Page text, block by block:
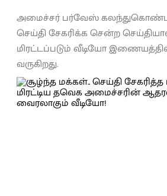
அமைச்சர் பர்வேஸ் கலந்துகொண்ட
செய்தி சேகரிக்க சென்ற
மிரட்டப்படும் வீடியோ
வருகிறது.